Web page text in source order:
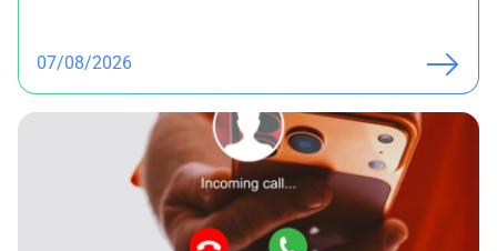
07/08/2026